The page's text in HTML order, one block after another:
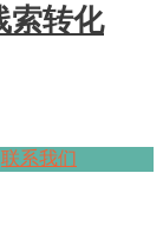
索转化
联系我们